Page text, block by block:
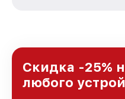
Новосибирске,
доверия и
Скидка -25%
любого